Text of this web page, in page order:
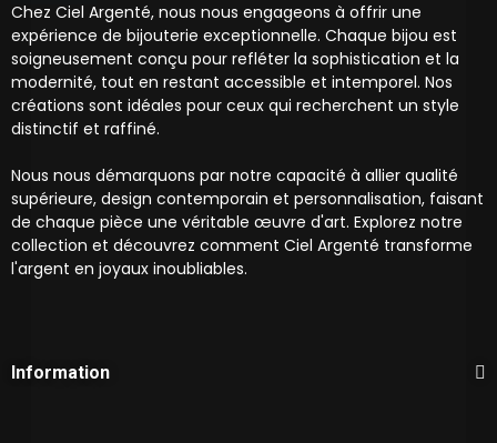
Chez Ciel Argenté, nous nous engageons à offrir une
expérience de bijouterie exceptionnelle. Chaque bijou est
soigneusement conçu pour refléter la sophistication et la
modernité, tout en restant accessible et intemporel. Nos
créations sont idéales pour ceux qui recherchent un style
distinctif et raffiné.
Nous nous démarquons par notre capacité à allier qualité
supérieure, design contemporain et personnalisation, faisant
de chaque pièce une véritable œuvre d'art. Explorez notre
collection et découvrez comment Ciel Argenté transforme
l'argent en joyaux inoubliables.
Information